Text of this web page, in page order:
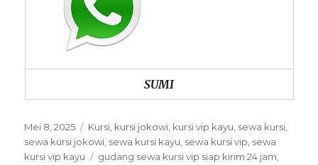
SUMI
Posted
on
Mei 8, 2025 Categories
Kursi kursi jokowi kursi vip kayu sewa kursi
sewa kursi jokowi sewa kursi kayu sewa kursi vip sewa
kursi vip kayu
Tags
gudang sewa kursi vip siap kirim 24 jam